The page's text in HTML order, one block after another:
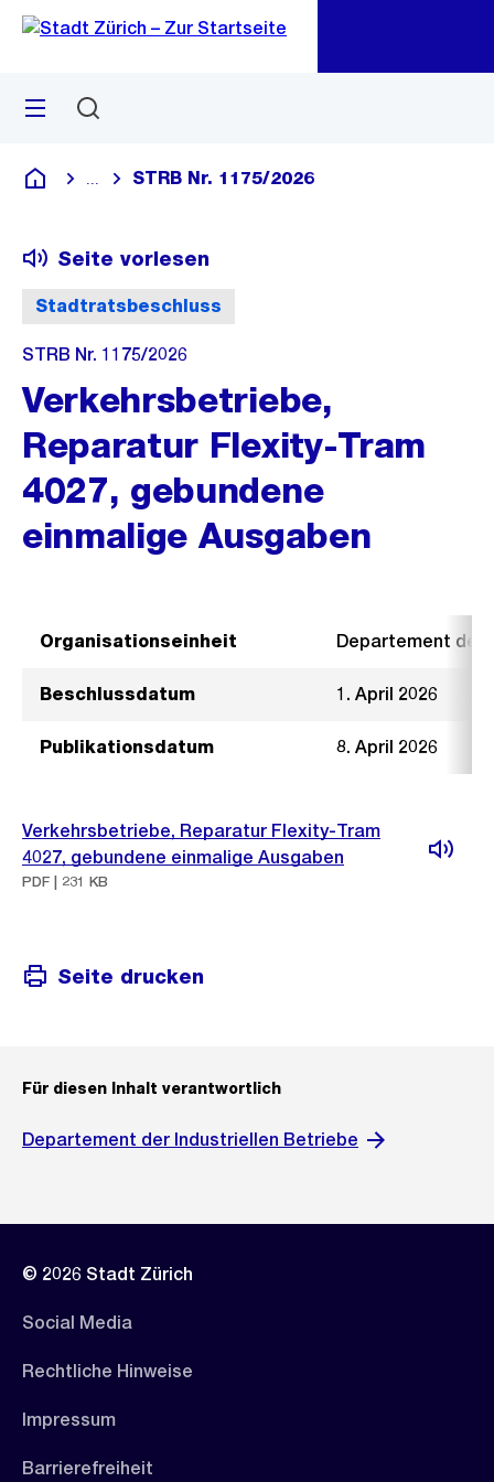
Navigation
Sprunglink
Menü
Deutsch
Blende alle Breadcrumbs ein
STRB Nr. 1175/2026
Stadtratsbeschluss
Seite vorlesen
STRB Nr. 1175/2026
Verkehrsbetriebe,
Reparatur Flexity-Tram
4027, gebundene
einmalige Ausgaben
Organisationseinheit Departement der
Beschlussdatum 1. April 2026
Publikationsdatum 8. April 2026
Verkehrsbetriebe, Reparatur Flexity-Tram
4027, gebundene einmalige Ausgaben
PDF | 231 KB
Seite drucken
Für diesen Inhalt verantwortlich
Departement der Industriellen Betriebe
© 2026 Stadt Zürich
Social Media
Rechtliche Hinweise
Impressum
Barrierefreiheit